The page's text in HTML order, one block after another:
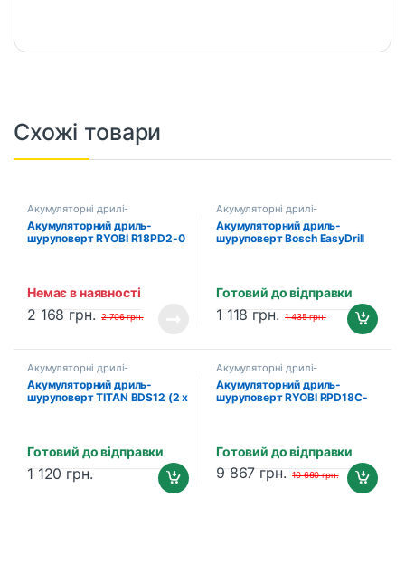
Схожі товари
Акумуляторні дрилі-
шуруповерти
Акумуляторний дриль-
шуруповерт RYOBI R18PD2-0
Немає в наявності
2 168 грн. 2 706грн.
Акумуляторні дрилі-
шуруповерти
Акумуляторний дриль-
шуруповерт Bosch EasyDrill
Готовий до відправки
1 118 грн. 1 435грн.
Акумуляторні дрилі-
шуруповерти
Акумуляторний дриль-
шуруповерт TITAN BDS12 (2 х
Готовий до відправки
1 120 грн.
Акумуляторні дрилі-
шуруповерти
Акумуляторний дриль-
шуруповерт RYOBI RPD18C-
Готовий до відправки
9 867 грн. 10 660грн.